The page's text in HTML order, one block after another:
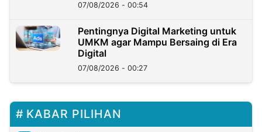
07/08/2026 - 00:54
Pentingnya Digital Marketing untuk
UMKM agar Mampu Bersaing di Era
Digital
07/08/2026 - 00:27
KABAR PILIHAN